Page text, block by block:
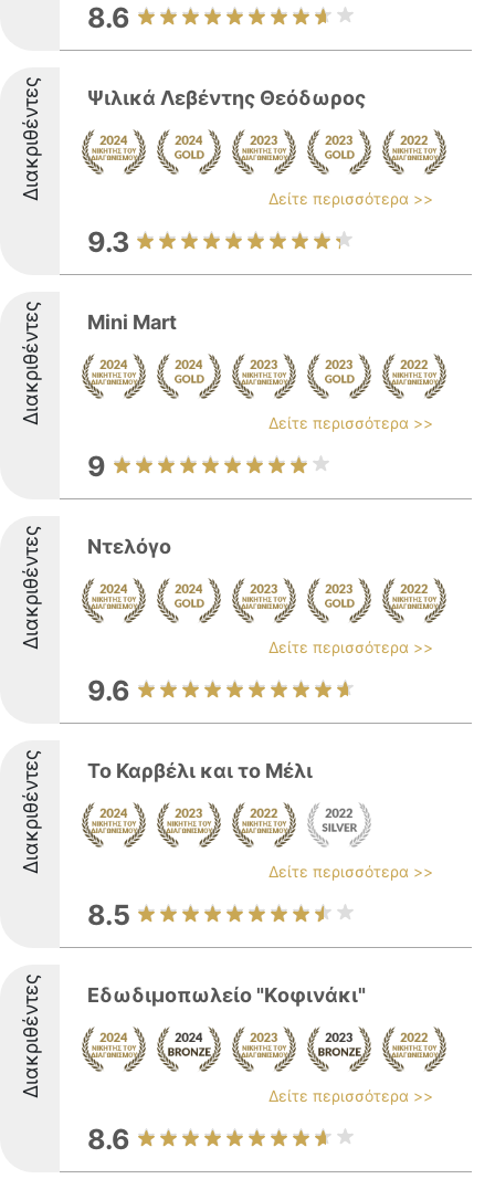
8.6
Διακριθέντες Ψιλικά Λεβέντης Θεόδωρος
Δείτε περισσότερα >>
9.3
Διακριθέντες Mini Mart
Δείτε περισσότερα >>
9
Διακριθέντες Ντελόγο
Δείτε περισσότερα >>
9.6
Διακριθέντες Το Καρβέλι και το Μέλι
Δείτε περισσότερα >>
8.5
Διακριθέντες Eδωδιμοπωλείο "Kοφινάκι"
Δείτε περισσότερα >>
8.6